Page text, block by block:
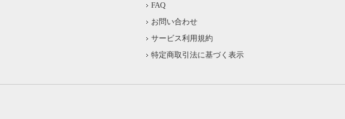
FAQ
お問い合わせ
サービス利用規約
特定商取引法に基づく表示